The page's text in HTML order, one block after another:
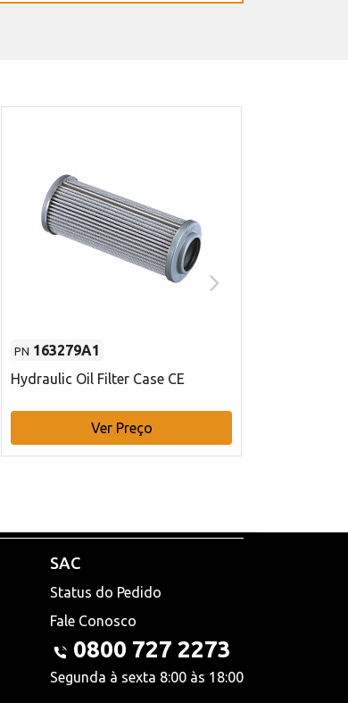
PN 163279A1
Hydraulic Oil Filter Case CE
Ver Preço
SAC
Status do Pedido
Fale Conosco
0800 727 2273
Segunda à sexta 8:00 às 18:00